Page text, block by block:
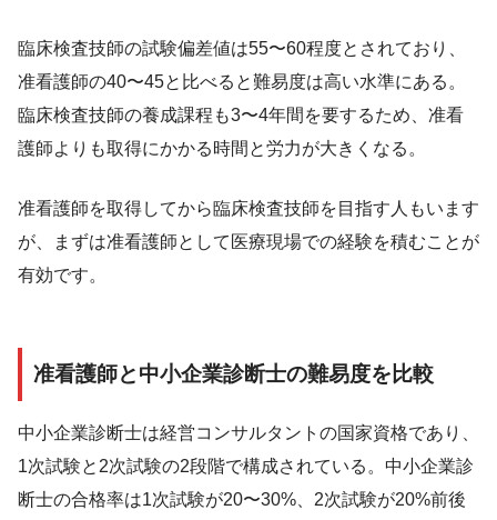
臨床検査技師の試験偏差値は55〜60程度とされており、
准看護師の40〜45と比べると難易度は高い水準にある。
臨床検査技師の養成課程も3〜4年間を要するため、准看
護師よりも取得にかかる時間と労力が大きくなる。
准看護師を取得してから臨床検査技師を目指す人もいます
が、まずは准看護師として医療現場での経験を積むことが
有効です。
准看護師と中小企業診断士の難易度を比較
中小企業診断士は経営コンサルタントの国家資格であり、
1次試験と2次試験の2段階で構成されている。中小企業診
断士の合格率は1次試験が20〜30%、2次試験が20%前後